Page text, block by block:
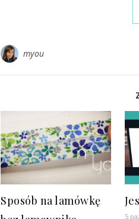
myou
Sposób na lamówkę
5